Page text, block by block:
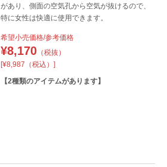
があり、側面の空気孔から空気が抜けるので、
特に女性は快適に使用できます。
希望小売価格/参考価格
¥8,170（税抜）
[¥8,987（税込）]
【2種類のアイテムがあります】